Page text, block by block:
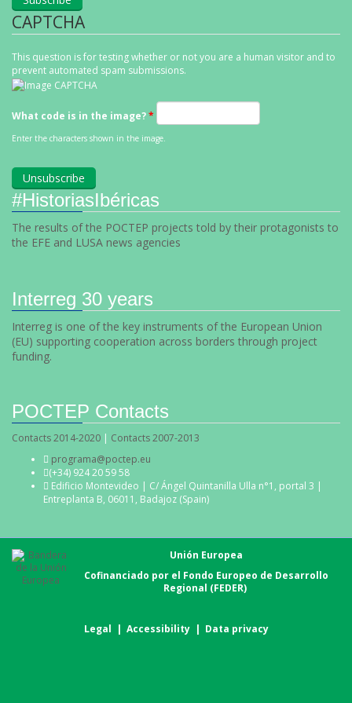
CAPTCHA
This question is for testing whether or not you are a human visitor and to
prevent automated spam submissions.
What code is in the image?*
Enter the characters shown in the image.
#HistoriasIbéricas
The results of the POCTEP projects told by their protagonists to
the EFE and LUSA news agencies
Interreg 30 years
Interreg is one of the key instruments of the European Union
(EU) supporting cooperation across borders through project
funding.
POCTEP Contacts
Contacts 2014-2020 | Contacts 2007-2013
programa@poctep.eu
(+34) 924 20 59 58
Edificio Montevideo | C/ Ángel Quintanilla Ulla n°1, portal 3 |
Entreplanta B, 06011, Badajoz (Spain)
Unión Europea
Cofinanciado por el Fondo Europeo de Desarrollo
Regional (FEDER)
Legal | Accessibility | Data privacy